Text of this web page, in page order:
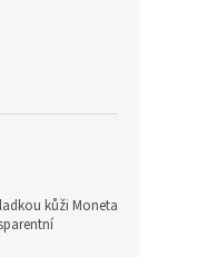
kůži Moneta